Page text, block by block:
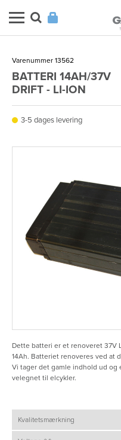
Varenummer 13562
BATTERI 14AH/37V
DRIFT - LI-ION
3-5 dages levering
Dette batteri er et renoveret 37V
14Ah. Batteriet renoveres ved
Vi tager det gamle indhold ud
velegnet til elcykler.
Kvalitetsmærkning